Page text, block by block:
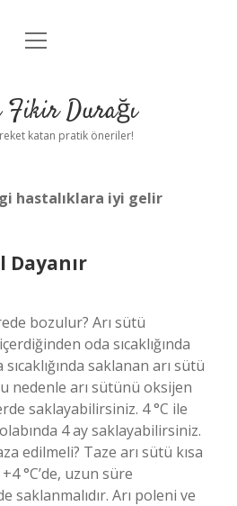
Anasayfa
Yasal Uyarı
menüyü
Fikir Durağı
katan pratik öneriler!
hastalıklara iyi gelir
Dayanır
bozulur? Arı sütü
oda sıcaklığında
saklanan arı sütü
nedenle arı sütünü oksijen
saklayabilirsiniz. 4 °C ile
4 ay saklayabilirsiniz.
edilmeli? Taze arı sütü kısa
°C’de, uzun süre
saklanmalıdır. Arı poleni ve